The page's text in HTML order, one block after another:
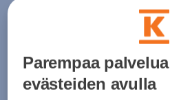
Parempaa palvelua
evästeiden avulla